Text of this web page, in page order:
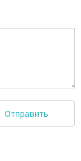
Отправить